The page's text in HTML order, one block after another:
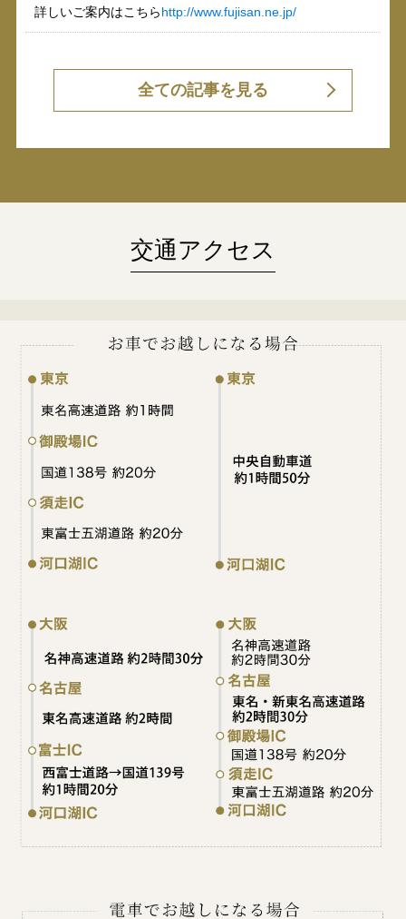
詳しいご案内はこちらhttp://www.fujisan.ne.jp/
交通アクセス